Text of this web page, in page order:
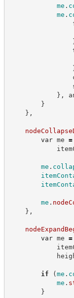
me .
me .
} ,
}
} ,
var me =
me .
me .
} ,
var me =
if (me .
me .
}